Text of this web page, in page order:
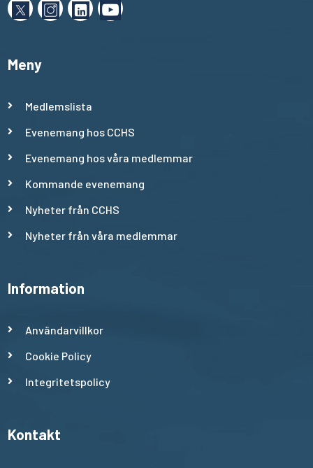
Meny
Medlemslista
Evenemang hos CCHS
Evenemang hos våra medlemmar
Kommande evenemang
Nyheter från CCHS
Nyheter från våra medlemmar
Information
Användarvillkor
Cookie Policy
Integritetspolicy
Kontakt